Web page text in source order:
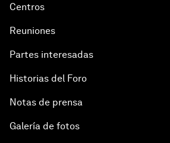
Centros
Reuniones
Partes interesadas
Historias del Foro
Notas de prensa
Galería de fotos